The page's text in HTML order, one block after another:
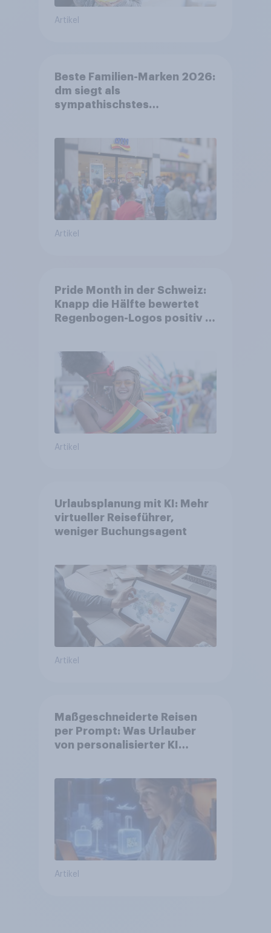
Artikel
Beste Familien-Marken 2026:
dm siegt als
sympathischstes
Artikel
Pride Month in der Schweiz:
Knapp die Hälfte bewertet
Regenbogen-Logos positiv –
Artikel
Urlaubsplanung mit KI: Mehr
virtueller Reiseführer,
weniger Buchungsagent
Artikel
Maßgeschneiderte Reisen
per Prompt: Was Urlauber
von personalisierter KI
bereits genutzt werden
Artikel